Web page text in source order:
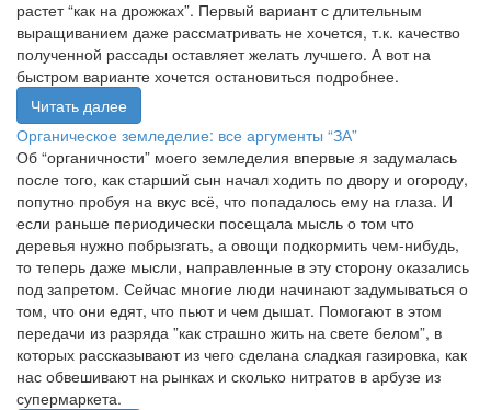
растет “как на дрожжах”. Первый вариант с длительным
выращиванием даже рассматривать не хочется, т.к. качество
полученной рассады оставляет желать лучшего. А вот на
быстром варианте хочется остановиться подробнее.
Читать далее
Органическое земледелие: все аргументы “ЗА”
Об “органичности” моего земледелия впервые я задумалась
после того, как старший сын начал ходить по двору и огороду,
попутно пробуя на вкус всё, что попадалось ему на глаза. И
если раньше периодически посещала мысль о том что
деревья нужно побрызгать, а овощи подкормить чем-нибудь,
то теперь даже мысли, направленные в эту сторону оказались
под запретом. Сейчас многие люди начинают задумываться о
том, что они едят, что пьют и чем дышат. Помогают в этом
передачи из разряда ”как страшно жить на свете белом”, в
которых рассказывают из чего сделана сладкая газировка, как
нас обвешивают на рынках и сколько нитратов в арбузе из
супермаркета.